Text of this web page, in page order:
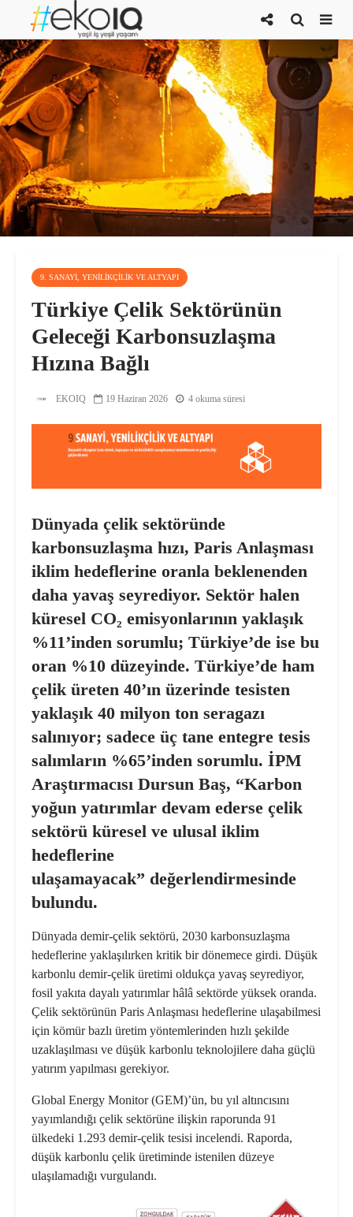
9. SANAYI, YENILIKÇILIK VE ALTYAPI
Türkiye Çelik Sektörünün
Geleceği Karbonsuzlaşma
Hızına Bağlı
EKOIQ 19 Haziran 2026 4 okuma süresi
Dünyada çelik sektöründe
karbonsuzlaşma hızı, Paris Anlaşması
iklim hedeflerine oranla beklenenden
daha yavaş seyrediyor. Sektör halen
küresel CO₂ emisyonlarının yaklaşık
%11’inden sorumlu; Türkiye’de ise bu
oran %10 düzeyinde. Türkiye’de ham
çelik üreten 40’ın üzerinde tesisten
yaklaşık 40 milyon ton seragazı
salınıyor; sadece üç tane entegre tesis
salımların %65’inden sorumlu. İPM
Araştırmacısı Dursun Baş, “Karbon
yoğun yatırımlar devam ederse çelik
sektörü küresel ve ulusal iklim
hedeflerine
ulaşamayacak” değerlendirmesinde
bulundu.
Dünyada demir-çelik sektörü, 2030 karbonsuzlaşma
hedeflerine yaklaşılırken kritik bir dönemece girdi. Düşük
karbonlu demir-çelik üretimi oldukça yavaş seyrediyor,
fosil yakıta dayalı yatırımlar hâlâ sektörde yüksek oranda.
Çelik sektörünün Paris Anlaşması hedeflerine ulaşabilmesi
için kömür bazlı üretim yöntemlerinden hızlı şekilde
uzaklaşılması ve düşük karbonlu teknolojilere daha güçlü
yatırım yapılması gerekiyor.
Global Energy Monitor (GEM)’ün, bu yıl altıncısını
yayımlandığı çelik sektörüne ilişkin raporunda 91
ülkedeki 1.293 demir-çelik tesisi incelendi. Raporda,
düşük karbonlu çelik üretiminde istenilen düzeye
ulaşılamadığı vurgulandı.